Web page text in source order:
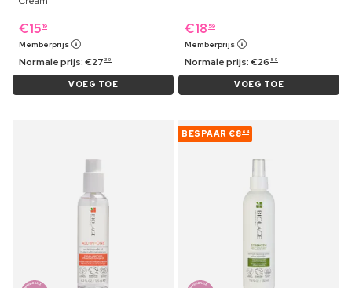
€15 19
Memberprijs
Normale prijs:€27 39
VOEG TOE
€18 59
Memberprijs
Normale prijs:€26 89
VOEG TOE
BESPAAR €8 64